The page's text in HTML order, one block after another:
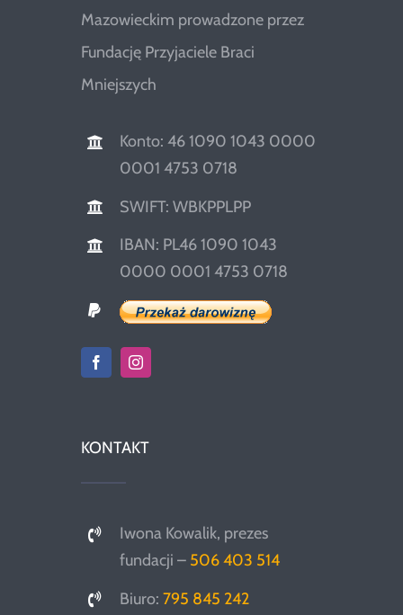
Mazowieckim prowadzone przez
Fundację Przyjaciele Braci
Mniejszych
Konto: 46 1090 1043 0000
0001 4753 0718
SWIFT: WBKPPLPP
IBAN: PL46 1090 1043
0000 0001 4753 0718
KONTAKT
Iwona Kowalik, prezes
fundacji – 506 403 514
Biuro:795 845 242